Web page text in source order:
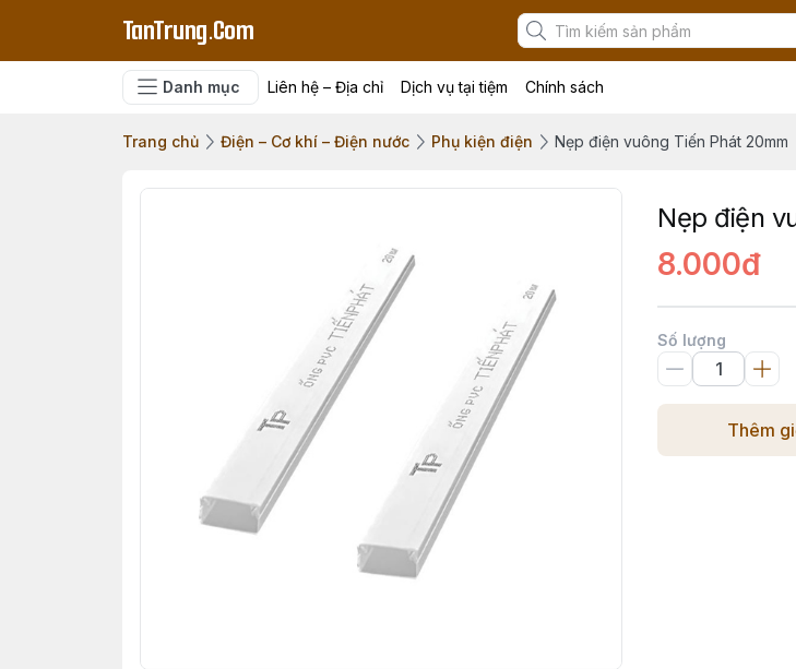
TanTrung.Com
Danh mục Liên hệ – Địa chỉ Dịch vụ tại tiệm Chính sách
Trang chủ Điện – Cơ khí – Điện nước Phụ kiện điện Nẹp điện vuông Tiến Phát 20mm
Nẹp điện
8.000đ
Số lượng
Thêm